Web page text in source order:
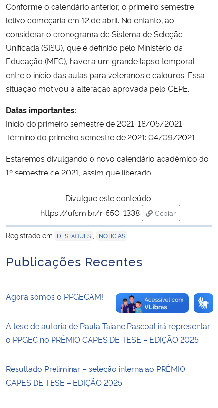
Ministério do Desenvolvimento Regional
Controladoria-Geral da União
Ministério da Mulher, da Família e dos Direitos Humanos
Secretaria de Governo
Gabinete de Segurança Institucional
Advocacia-Geral da União
Conforme o calendário anterior, o primeiro semestre
letivo começaria em 12 de abril. No entanto, ao
considerar o cronograma do Sistema de Seleção
Unificada (SISU), que é definido pelo Ministério da
Educação (MEC), haveria um grande lapso temporal
entre o início das aulas para veteranos e calouros. Essa
situação motivou a alteração aprovada pelo CEPE.
Datas importantes:
Início do primeiro semestre de 2021: 18/05/2021
Término do primeiro semestre de 2021: 04/09/2021
Estaremos divulgando o novo calendário acadêmico do
1º semestre de 2021, assim que liberado.
Divulgue este conteúdo:
https://ufsm.br/r-550-1338
Copiar
para área de
Registrado em
DESTAQUES NOTÍCIAS
Publicações Recentes
Agora somos o PPGECAM!
A tese de autoria de Paula Taiane Pascoal irá representar
o PPGEC no PRÊMIO CAPES DE TESE – EDIÇÃO 2025
Resultado Preliminar – seleção interna ao PRÊMIO
CAPES DE TESE – EDIÇÃO 2025